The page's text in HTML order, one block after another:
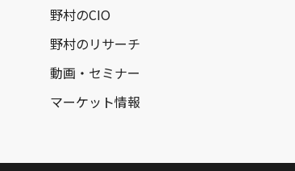
野村のCIO
野村のリサーチ
動画・セミナー
マーケット情報